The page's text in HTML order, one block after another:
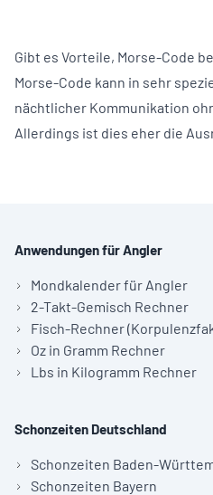
Gibt es Vorteile, Morse-Code
Morse-Code kann in sehr
nächtlicher Kommunikation
Allerdings ist dies eher die
Anwendungen für Angler
Mondkalender für Angler
2-Takt-Gemisch Rechner
Fisch-Rechner
Oz in Gramm Rechner
Lbs in Kilogramm Rechner
Schonzeiten Deutschland
Schonzeiten Baden-
Schonzeiten Bayern